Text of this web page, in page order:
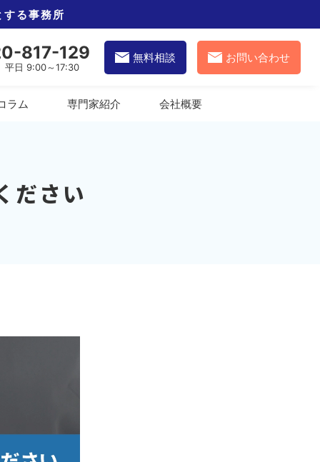
る事務所
817-129
平日 9:00～17:30
無料相談 お問い合わせ
ラム 専門家紹介 会社概要
ださい